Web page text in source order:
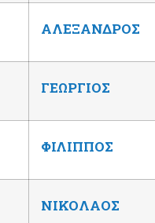
ΑΛΕΞΑΝΔΡΟΣ
ΓΕΩΡΓΙΟΣ
ΦΙΛΙΠΠΟΣ
ΝΙΚΟΛΑΟΣ